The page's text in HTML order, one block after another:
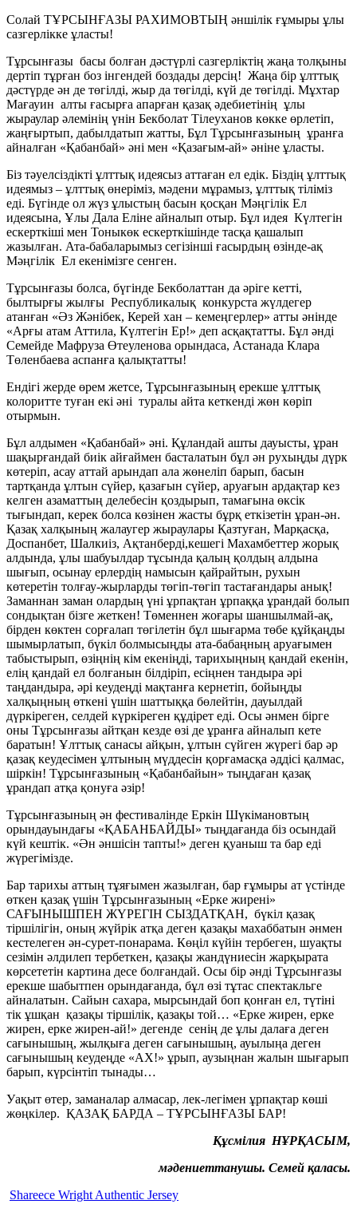
Солай ТҰРСЫНҒАЗЫ РАХИМОВТЫҢ әншілік ғұмыры ұлы
сазгерлікке ұласты!
Тұрсынғазы басы болған дәстүрлі сазгерліктің жаңа толқыны
дертіп тұрған боз інгендей боздады дерсің! Жаңа бір ұлттық
дәстүрде ән де төгілді, жыр да төгілді, күй де төгілді. Мұхтар
Мағауин алты ғасырға апарған қазақ әдебиетінің ұлы
жыраулар әлемінің үнін Бекболат Тілеуханов көкке өрлетіп,
жаңғыртып, дабылдатып жатты, Бұл Тұрсынғазының ұранға
айналған «Қабанбай» әні мен «Қазағым-ай» әніне ұласты.
Біз тәуелсіздікті ұлттық идеясыз аттаған ел едік. Біздің ұлттық
идеямыз – ұлттық өнеріміз, мәдени мұрамыз, ұлттық тіліміз
еді. Бүгінде ол жүз ұлыстың басын қосқан Мәңгілік Ел
идеясына, Ұлы Дала Еліне айналып отыр. Бұл идея Күлтегін
ескерткіші мен Тоныкөк ескерткішінде тасқа қашалып
жазылған. Ата-бабаларымыз сегізінші ғасырдың өзінде-ақ
Мәңгілік Ел екенімізге сенген.
Тұрсынғазы болса, бүгінде Бекболаттан да әріге кетті,
былтырғы жылғы Республикалық конкурста жүлдегер
атанған «Әз Жәнібек, Керей хан – кемеңгерлер» атты әнінде
«Арғы атам Аттила, Күлтегін Ер!» деп асқақтатты. Бұл әнді
Семейде Мафруза Өтеуленова орындаса, Астанада Клара
Төленбаева аспанға қалықтатты!
Ендігі жерде өрем жетсе, Тұрсынғазының ерекше ұлттық
колоритте туған екі әні туралы айта кеткенді жөн көріп
отырмын.
Бұл алдымен «Қабанбай» әні. Құландай ашты дауысты, ұран
шақырғандай биік айғаймен басталатын бұл ән рухыңды дүрк
көтеріп, асау аттай арындап ала жөнеліп барып, басын
тартқанда ұлтын сүйер, қазағын сүйер, аруағын ардақтар кез
келген азаматтың делебесін қоздырып, тамағына өксік
тығындап, керек болса көзінен жасты бұрқ еткізетін ұран-ән.
Қазақ халқының жалаугер жыраулары Қазтуған, Марқасқа,
Доспанбет, Шалкиіз, Ақтанберді,кешегі Махамбеттер жорық
алдында, ұлы шабуылдар тұсында қалың қолдың алдына
шығып, осынау ерлердің намысын қайрайтын, рухын
көтеретін толғау-жырларды төгіп-төгіп тастағандары анық!
Заманнан заман олардың үні ұрпақтан ұрпаққа ұрандай болып
сондықтан бізге жеткен! Төменнен жоғары шаншылмай-ақ,
бірден көктен сорғалап төгілетін бұл шығарма төбе құйқаңды
шымырлатып, бүкіл болмысыңды ата-бабаңның аруағымен
табыстырып, өзіңнің кім екеніңді, тарихыңның қандай екенін,
елің қандай ел болғанын білдіріп, есіңнен тандыра әрі
таңдандыра, әрі кеудеңді мақтанға кернетіп, бойыңды
халқыңның өткені үшін шаттыққа бөлейтін, дауылдай
дүркіреген, селдей күркіреген құдірет еді. Осы әнмен бірге
оны Тұрсынғазы айтқан кезде өзі де ұранға айналып кете
баратын! Ұлттық санасы айқын, ұлтын сүйген жүрегі бар әр
қазақ кеудесімен ұлтының мүддесін қорғамасқа әддісі қалмас,
шіркін! Тұрсынғазының «Қабанбайын» тыңдаған қазақ
ұрандап атқа қонуға әзір!
Тұрсынғазының ән фестивалінде Еркін Шүкімановтың
орындауындағы «ҚАБАНБАЙДЫ» тыңдағанда біз осындай
күй кештік. «Ән әншісін тапты!» деген қуаныш та бар еді
жүрегімізде.
Бар тарихы аттың тұяғымен жазылған, бар ғұмыры ат үстінде
өткен қазақ үшін Тұрсынғазының «Ерке жирені»
САҒЫНЫШПЕН ЖҮРЕГІН СЫЗДАТҚАН, бүкіл қазақ
тіршілігін, оның жүйрік атқа деген қазақы махаббатын әнмен
кестелеген ән-сурет-понарама. Көңіл күйін тербеген, шуақты
сезімін әлдилеп тербеткен, қазақы жандүниесін жарқырата
көрсететін картина десе болғандай. Осы бір әнді Тұрсынғазы
ерекше шабытпен орындағанда, бұл өзі тұтас спектакльге
айналатын. Сайын сахара, мырсындай боп қонған ел, түтіні
тік ұшқан қазақы тіршілік, қазақы той… «Ерке жирен, ерке
жирен, ерке жирен-ай!» дегенде сенің де ұлы далаға деген
сағынышың, жылқыға деген сағынышың, ауылыңа деген
сағынышың кеудеңде «АХ!» ұрып, аузыңнан жалын шығарып
барып, күрсінтіп тынады…
Уақыт өтер, заманалар алмасар, лек-легімен ұрпақтар көші
жөңкілер. ҚАЗАҚ БАРДА – ТҰРСЫНҒАЗЫ БАР!
Құсмілия НҰРҚАСЫМ,
мәдениеттанушы. Семей қаласы.
Shareece Wright Authentic Jersey